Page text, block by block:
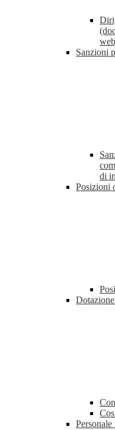
Sanzioni
di
Posizioni